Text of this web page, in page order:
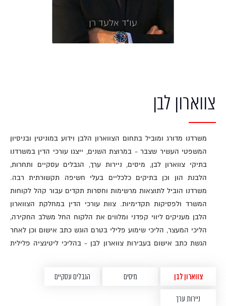
דין מובילים - כמשרד מוביל בישראל בתחום הצווארון הלבן ומיסים.
המשרד נוסד על ידי עורך הדין אלעד רן, יוצא רשויות התביעה של מדינת
ישראל, פרקליטות מחוז מרכז במשרד המשפטים, יוצא רשויות התביעה
הדין יוצאי הפרקליטות, רשות המיסים, התביעה המשטרתית ורשויות
המדינה השונות, להם ידע ונסיון משפטי רב הן בבתי המשפט והן
בקרה פנימית גבוהה, עורכי הדין במשרד מנתחים, ניתוח מעמיק, של
הנסיבות והסוגיות המשפטיות בכל תיק ובונים אסטרטגיה נכונה לטווח
קצר וארוך, הכל על מנת להתאים מענה משפטי אישי ומדויק עבור
הלקוח. השותפים הבכירים במשרד מפקחים ומעורבים אישית בכל תיק
ומקפידים הקפדה יתרה על יצירתיות משפטית, אסטרטגיה פורצת דרך
וירידה לפרטים הקטנים ביותר.
עו"ד אלעד רן
צווארון לבן מיסים הגבלים עסקיים
ניירות ערך
צווארון לבן
משרדנו מדורג ומוביל בתחום הצווארון הלבן וידוע במוניטין ובניסיון
המשפטי העשיר שצבר - במרוצת השנים, ייצגו עורכי הדין במשרדנו
בתיקי צווארון לבן, מיסים, ניירות ערך, הגבלים עסקיים ותחרות,
הלבנת הון וכן בתיקים כלכליים בעלי חשיפה תקשורתית רבה.
משרדנו הוביל לתוצאות מרשימות וחסרות תקדים עבור קהל לקוחות
המשרד ולפסיקות תקדימיות. צוות עורכי הדין במחלקת הצווארון
הלבן מעניקים ליווי קפדני ומלווים את הלקוח החל משלב החקירה,
הליכי המעצר, הליכי שימוע פלילי בטרם הוגש כתב אישום וכן לאחר
הגשת כתב אישום בעבירות צווארון לבן - בהליכי ליטיגציה פלילית
משרד המשפטים, רשויות התביעה של מדינת ישראל, יוצאי רשות
המסים ופירמות עורכי דין ורואי חשבון בינלאומיים, עורכי דין צווארון